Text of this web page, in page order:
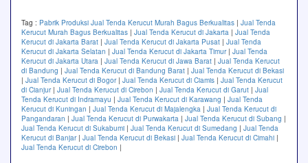
Tag : Pabrik Produksi Jual Tenda Kerucut Murah Bagus Berkualitas | Jual Tenda
Kerucut Murah Bagus Berkualitas | Jual Tenda Kerucut di Jakarta | Jual Tenda
Kerucut di Jakarta Barat | Jual Tenda Kerucut di Jakarta Pusat | Jual Tenda
Kerucut di Jakarta Selatan | Jual Tenda Kerucut di Jakarta Timur| Jual Tenda
Kerucut di Jakarta Utara | Jual Tenda Kerucut di Jawa Barat | Jual Tenda Kerucut
di Bandung | Jual Tenda Kerucut di Bandung Barat | Jual Tenda Kerucut di Bekasi
| Jual Tenda Kerucut di Bogor| Jual Tenda Kerucut di Ciamis | Jual Tenda Kerucut
di Cianjur| Jual Tenda Kerucut di Cirebon | Jual Tenda Kerucut di Garut | Jual
Tenda Kerucut di Indramayu | Jual Tenda Kerucut di Karawang | Jual Tenda
Kerucut di Kuningan | Jual Tenda Kerucut di Majalengka | Jual Tenda Kerucut di
Pangandaran | Jual Tenda Kerucut di Purwakarta | Jual Tenda Kerucut di Subang |
Jual Tenda Kerucut di Sukabumi | Jual Tenda Kerucut di Sumedang | Jual Tenda
Kerucut di Banjar| Jual Tenda Kerucut di Bekasi | Jual Tenda Kerucut di Cimahi |
Jual Tenda Kerucut di Cirebon |